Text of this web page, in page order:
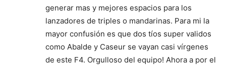
generar mas y mejores espacios para los
lanzadores de triples o mandarinas. Para mi la
mayor confusión es que dos tíos super validos
como Abalde y Caseur se vayan casi vírgenes
de este F4. Orgulloso del equipo! Ahora a por el